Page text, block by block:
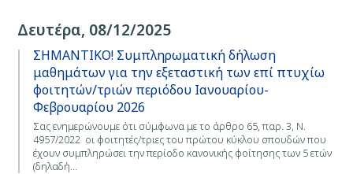
Δευτέρα, 08/12/2025
ΣΗΜΑΝΤΙΚΟ! Συμπληρωματική δήλωση
μαθημάτων για την εξεταστική των επί πτυχίω
φοιτητών/τριών περιόδου Ιανουαρίου-
Φεβρουαρίου 2026
Σας ενημερώνουμε ότι σύμφωνα με το άρθρο 65, παρ. 3, Ν.
4957/2022 οι φοιτητές/τριες του πρώτου κύκλου σπουδών που
έχουν συμπληρώσει την περίοδο κανονικής φοίτησης των 5 ετών
(δηλαδή…